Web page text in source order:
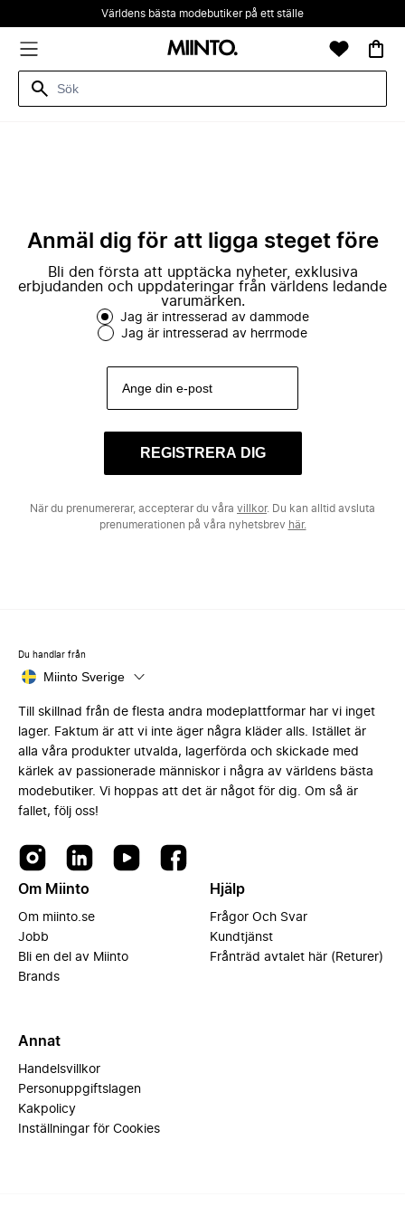
Världens bästa modebutiker på ett ställe
Anmäl dig för att ligga steget före
Bli den första att upptäcka nyheter, exklusiva
erbjudanden och uppdateringar från världens ledande
varumärken.
Jag är intresserad av dammode
Jag är intresserad av herrmode
REGISTRERA DIG
När du prenumererar, accepterar du våra villkor. Du kan alltid avsluta
prenumerationen på våra nyhetsbrev här.
Du handlar från
Miinto Sverige
Till skillnad från de flesta andra modeplattformar har vi inget
lager. Faktum är att vi inte äger några kläder alls. Istället är
alla våra produkter utvalda, lagerförda och skickade med
kärlek av passionerade människor i några av världens bästa
modebutiker. Vi hoppas att det är något för dig. Om så är
fallet, följ oss!
Om Miinto
Om miinto.se
Jobb
Bli en del av Miinto
Brands
Hjälp
Frågor Och Svar
Kundtjänst
Frånträd avtalet här (Returer)
Annat
Handelsvillkor
Personuppgiftslagen
Kakpolicy
Inställningar för Cookies